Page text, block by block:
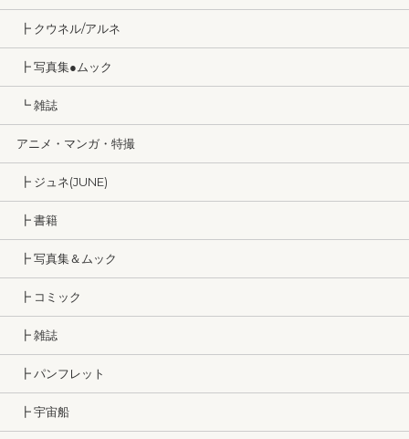
┣ クウネル/アルネ
┣ 写真集●ムック
┗ 雑誌
アニメ・マンガ・特撮
┣ ジュネ(JUNE)
┣ 書籍
┣ 写真集＆ムック
┣ コミック
┣ 雑誌
┣ パンフレット
┣ 宇宙船